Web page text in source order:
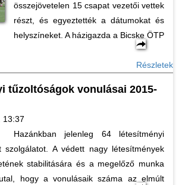
összejövetelen 15 csapat vezetői vettek
részt, és egyeztették a dátumokat és
helyszíneket. A házigazda a Bicske ÖTP
Részletek
tűzoltóságok vonulásai 2015-
13:37
Hazánkban jelenleg 64 létesítményi
szolgálatot. A védett nagy létesítmények
stabilitására és a megelőző munka
hogy a vonulásaik száma az elmúlt